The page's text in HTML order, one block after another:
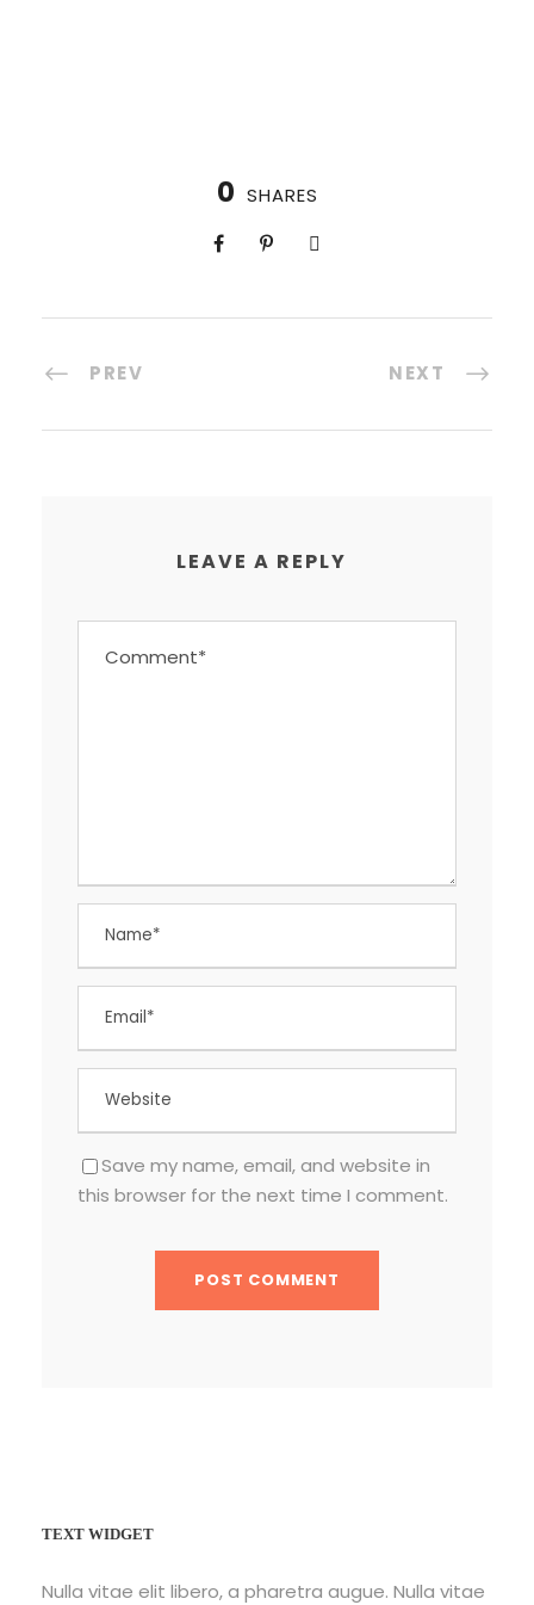
0 SHARES
PREV NEXT
LEAVE A REPLY
Save my name, email, and website in
this browser for the next time I comment.
TEXT WIDGET
Nulla vitae elit libero, a pharetra augue. Nulla vitae